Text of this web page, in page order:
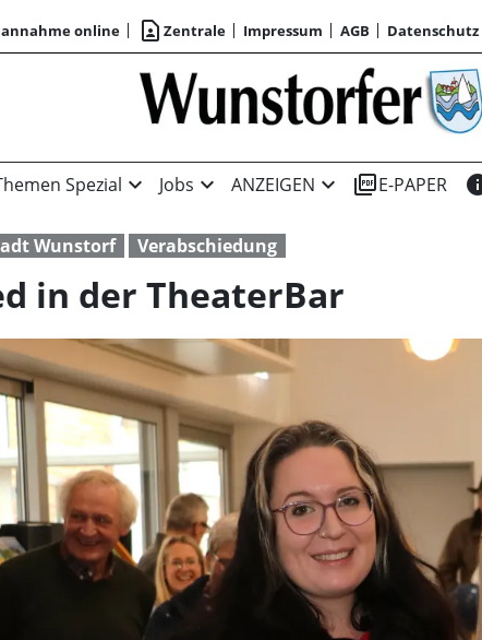
online contact_page Zentrale Impressum AGB Datenschutz
Spezial expand_more Jobs expand_more ANZEIGEN expand_more picture_as_pdfE-PAPER
Wunstorf Verabschiedung
in der TheaterBar